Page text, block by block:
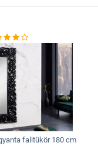
falitükör 180 cm